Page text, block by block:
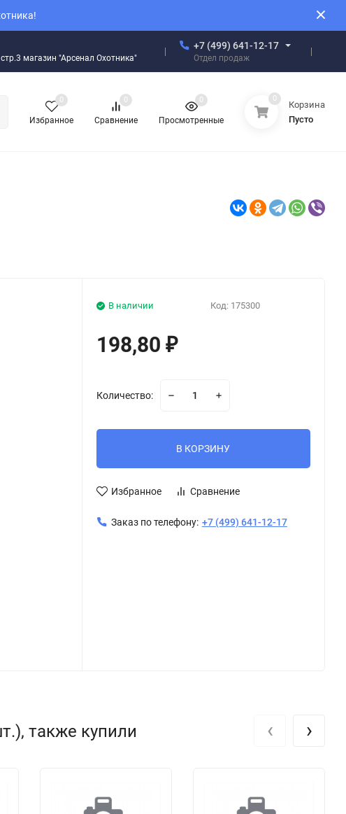
магазин "Арсенал Охотника"
+7 (499) 641-12-17
Отдел продаж
Избранное
0
Сравнение
0
Просмотренные
0 0
Корзина
Пусто
Код: 175300
В наличии
198,80 ₽
Количество:
В КОРЗИНУ
Избранное Сравнение
Заказ по телефону: +7 (499) 641-12-17
также купили ‹ ›